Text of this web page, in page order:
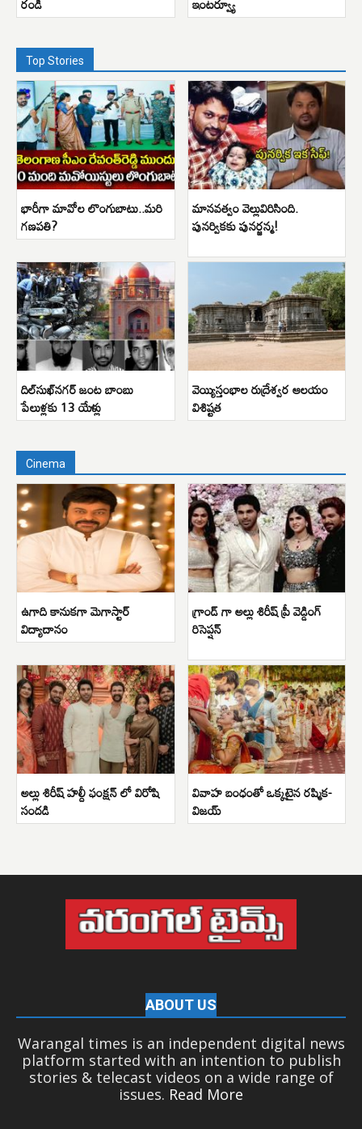
Top Stories
భారీగా మావోల లొంగుబాటు..మరి
గణపతి?
మానవత్వం వెల్లువిరిసింది.
పునర్వికకు పునర్జన్మ!
దిల్‌సుఖ్‌నగర్ జంట బాంబు
పేలుళ్లకు 13 యేళ్లు
వెయ్యిస్తంభాల రుద్రేశ్వర ఆలయం
విశిష్టత
Cinema
ఉగాది కానుకగా మెగాస్టార్
విద్యాదానం
గ్రాండ్ గా అల్లు శిరీష్ ప్రీ వెడ్డింగ్
రిసెప్షన్
అల్లు శిరీష్ హల్దీ ఫంక్షన్ లో విరోషి
సందడి
వివాహ బంధంతో ఒక్కటైన రష్మిక-
విజయ్
ABOUT US
Warangal times is an independent digital news
platform started with an intention to publish
stories & telecast videos on a wide range of
issues. Read More